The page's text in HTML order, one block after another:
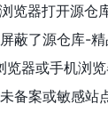
览器打开源仓
蔽了源仓库-
览器或手机浏
备案或敏感站